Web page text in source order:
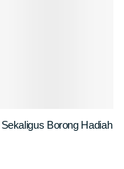
Borong Hadiah